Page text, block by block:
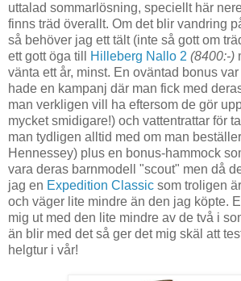
uttalad sommarlösning, speciellt här
finns träd överallt. Om det blir vandring
så behöver jag ett tält (inte så gott om
ett gott öga till
Hilleberg Nallo 2 (8400:-)
vänta ett år, minst. En oväntad bonus
hade en kampanj där man fick med
man verkligen vill ha eftersom de gör
mycket smidigare!) och vattentrattar för
man tydligen alltid med om man
Hennessey) plus en bonus-hammock
vara deras barnmodell "scout" men då
jag en Expedition Classic som troligen
och väger lite mindre än den jag köpte.
mig ut med den lite mindre av de två i
än blir med det så ger det mig skäl att
helgtur i vår!